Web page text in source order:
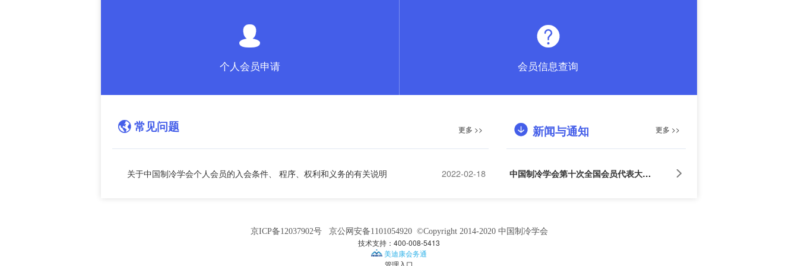
个人会员申请 会员信息查询
更多 >>
 常见问题
2022-02-18
关于中国制冷学会个人会员的入会条件、 程序、权利和义务的有关说明
更多 >>
 新闻与通知

中国制冷学会第十次全国会员代表大会在京召开
京ICP备12037902号京公网安备1101054920 ©Copyright 2014-2020 中国制冷学会
技术支持：400-008-5413
美迪康会务通
管理入口